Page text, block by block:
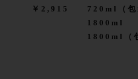
￥2,915
720ml（包
1800ml
1800ml（